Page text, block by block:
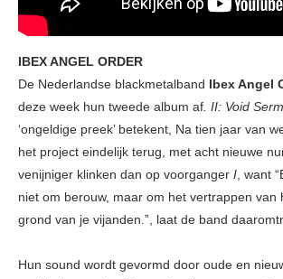
IBEX ANGEL ORDER
De Nederlandse blackmetalband Ibex Angel
deze week hun tweede album af. II: Void
‘ongeldige preek’ betekent, Na tien jaar van
het project eindelijk terug, met acht nieuwe
venijniger klinken dan op voorganger I, want
niet om berouw, maar om het vertrappen van
grond van je vijanden.”, laat de band
Hun sound wordt gevormd door oude en